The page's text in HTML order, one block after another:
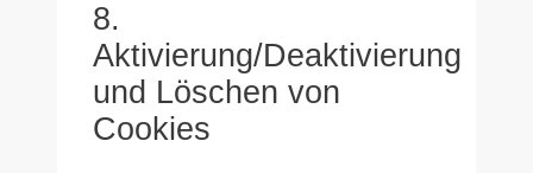
8.
Aktivierung/Deaktivierung
und Löschen von
Cookies